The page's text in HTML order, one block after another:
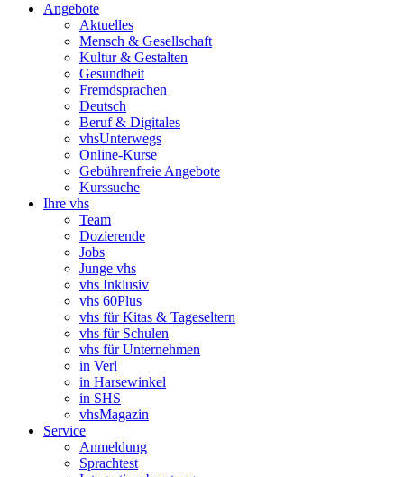
Angebote
Aktuelles
Mensch & Gesellschaft
Kultur & Gestalten
Gesundheit
Fremdsprachen
Deutsch
Beruf & Digitales
vhsUnterwegs
Online-Kurse
Gebührenfreie Angebote
Kurssuche
Ihre vhs
Team
Dozierende
Jobs
Junge vhs
vhs Inklusiv
vhs 60Plus
vhs für Kitas & Tageseltern
vhs für Schulen
vhs für Unternehmen
in Verl
in Harsewinkel
in SHS
vhsMagazin
Service
Anmeldung
Sprachtest